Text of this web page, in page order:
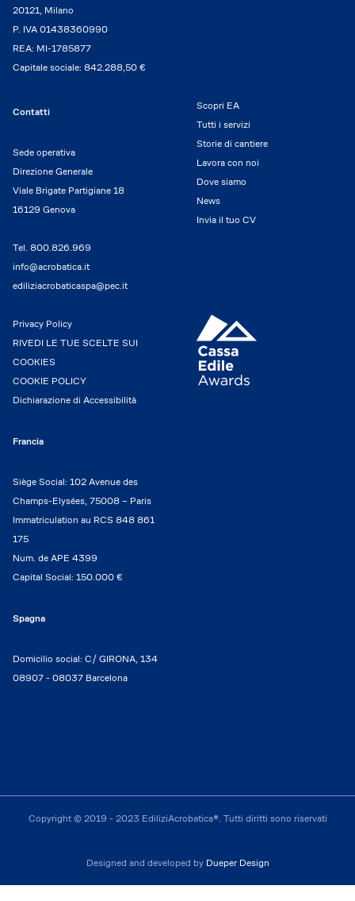
20121, Milano
P. IVA 01438360990
REA: MI-1785877
Capitale sociale: 842.288,50 €
Contatti
Sede operativa
Direzione Generale
Viale Brigate Partigiane 18
16129 Genova
Tel. 800.826.969
info@acrobatica.it
ediliziacrobaticaspa@pec.it
Scopri EA
Tutti i servizi
Storie di cantiere
Lavora con noi
Dove siamo
News
Invia il tuo CV
Privacy Policy
RIVEDI LE TUE SCELTE SUI
COOKIES
COOKIE POLICY
Dichiarazione di Accessibilità
Francia
Siège Social: 102 Avenue des
Champs-Elysées, 75008 – Paris
Immatriculation au RCS 848 861
175
Num. de APE 4399
Capital Social: 150.000 €
Spagna
Domicilio social: C/ GIRONA, 134
08907 - 08037 Barcelona
Copyright © 2019 - 2023 EdiliziAcrobatica®. Tutti diritti sono riservati
Designed and developed by Dueper Design